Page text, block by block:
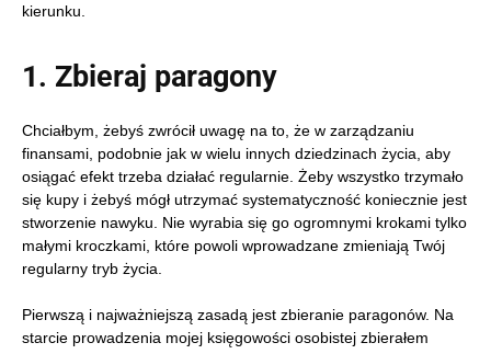
kierunku.
1. Zbieraj paragony
Chciałbym, żebyś zwrócił uwagę na to, że w zarządzaniu
finansami, podobnie jak w wielu innych dziedzinach życia, aby
osiągać efekt trzeba działać regularnie. Żeby wszystko trzymało
się kupy i żebyś mógł utrzymać systematyczność koniecznie jest
stworzenie nawyku. Nie wyrabia się go ogromnymi krokami tylko
małymi kroczkami, które powoli wprowadzane zmieniają Twój
regularny tryb życia.
Pierwszą i najważniejszą zasadą jest zbieranie paragonów. Na
starcie prowadzenia mojej księgowości osobistej zbierałem